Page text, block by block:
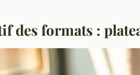
des formats :